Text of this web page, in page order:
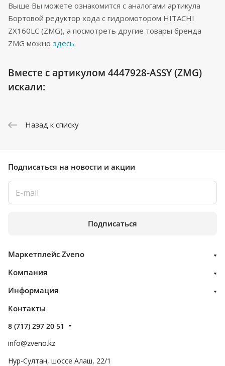
Выше Вы можете ознакомится с аналогами артикула
Бортовой редуктор хода с гидромотором HITACHI
ZX160LC (ZMG), а посмотреть другие товары бренда
ZMG можно здесь.
Вместе с артикулом 4447928-ASSY (ZMG)
искали:
Назад к списку
Подписаться на новости и акции
Подписаться
Маркетплейс Zveno
Компания
Информация
Контакты
8 (717) 297 20 51
info@zveno.kz
Нур-Султан, шоссе Алаш, 22/1